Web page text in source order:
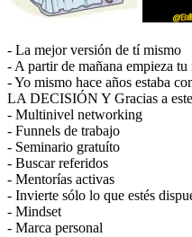
- La mejor versión de tí mismo
- A partir de mañana empieza tu
- Yo mismo hace años estaba
LA DECISIÓN Y Gracias a
- Multinivel networking
- Funnels de trabajo
- Seminario gratuíto
- Buscar referidos
- Mentorías activas
- Invierte sólo lo que estés
- Mindset
- Marca personal